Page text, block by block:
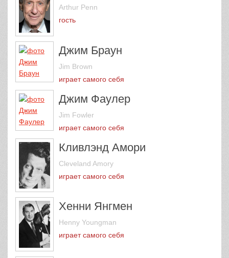
Arthur Penn
гость
Джим Браун
Jim Brown
играет самого себя
Джим Фаулер
Jim Fowler
играет самого себя
Кливлэнд Амори
Cleveland Amory
играет самого себя
Хенни Янгмен
Henny Youngman
играет самого себя